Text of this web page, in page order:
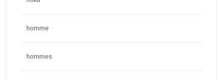
homme
hommes